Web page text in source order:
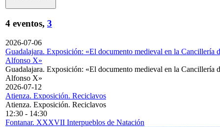
4 eventos, 3
2026-07-06
Guadalajara. Exposición: «El documento medieval en la Cancillería
Alfonso X»
Guadalajara. Exposición: «El documento medieval en la Cancillería
Alfonso X»
2026-07-12
Atienza. Exposición. Reciclavos
Atienza. Exposición. Reciclavos
12:30 - 14:30
Fontanar. XXXVII Interpueblos de Natación